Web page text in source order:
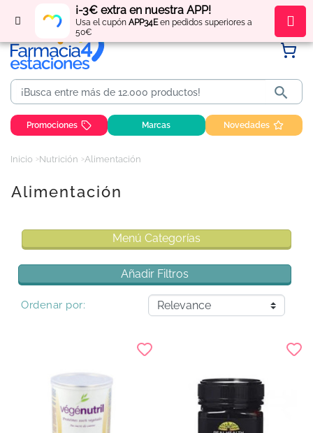
¡-3€ extra en nuestra APP!
Usa el cupón APP34Een pedidos superiores a
50€
Regístratey obténpuntos por tus compras

Promociones Marcas Novedades
Inicio Nutrición Alimentación
Alimentación
Menú Categorías
Añadir Filtros
Ordenar por: